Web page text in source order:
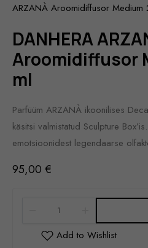
ARZANÀ Aroomidiffusor Medium
DANHERA ARZANÀ
Aroomidiffusor
ml
Parfüüm ARZANÀ ikoonilises
käsitsi valmistatud Sculpture
emotsioonidest legendaarse
95,00 €